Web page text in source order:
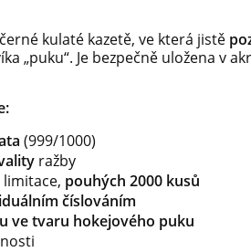
kulaté kazetě, ve která jistě
„puku“. Je bezpečně uložena v
(999/1000)
ražby
limitace, pouhých 2000 kusů
číslováním
ve tvaru hokejového puku